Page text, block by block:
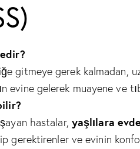
gitmeye gerek kalmadan,
evine gelerek muayene ve
hastalar, yaşlılara
gerektirenler ve evinin